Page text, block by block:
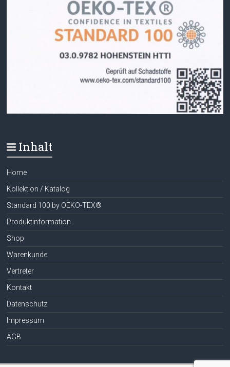
Inhalt
Home
Kollektion / Katalog
Standard 100 by OEKO-TEX®
Produktinformation
Shop
Warenkunde
Vertreter
Kontakt
Datenschutz
Impressum
AGB